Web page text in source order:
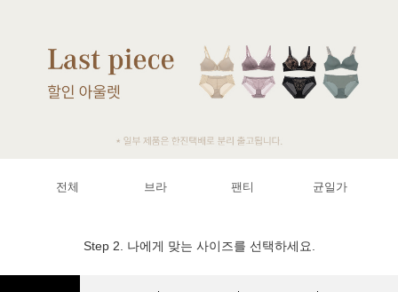
전체 브라 팬티 균일가
Step 2. 나에게 맞는 사이즈를 선택하세요.